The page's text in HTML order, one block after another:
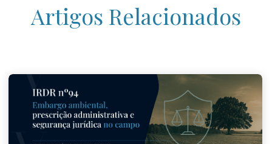
Artigos Relacionados